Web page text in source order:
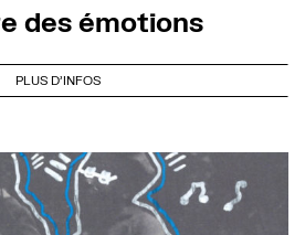
des émotions
PLUS D'INFOS